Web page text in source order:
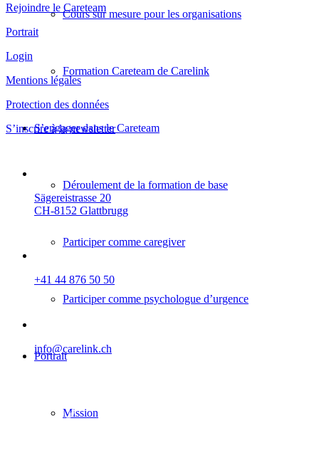
Cours sur mesure pour les organisations
Formation Careteam de Carelink
S’engager dans le Careteam
Déroulement de la formation de base
Participer comme caregiver
Participer comme psychologue d’urgence
Portrait
Mission
Rejoindre le Careteam
Portrait
Login
Mentions légales
Protection des données
S’inscrire à la newsletter
Sägereistrasse 20
CH-8152 Glattbrugg
+41 44 876 50 50
info@carelink.ch